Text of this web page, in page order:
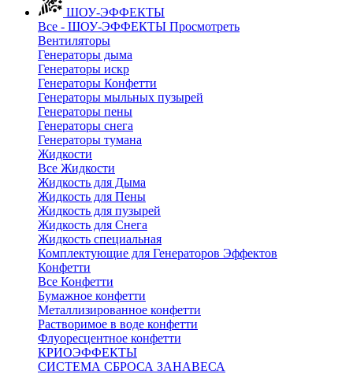
ШОУ-ЭФФЕКТЫ
Все - ШОУ-ЭФФЕКТЫ Просмотреть
Вентиляторы
Генераторы дыма
Генераторы искр
Генераторы Конфетти
Генераторы мыльных пузырей
Генераторы пены
Генераторы снега
Генераторы тумана
Жидкости
Все Жидкости
Жидкость для Дыма
Жидкость для Пены
Жидкость для пузырей
Жидкость для Снега
Жидкость специальная
Комплектующие для Генераторов Эффектов
Конфетти
Все Конфетти
Бумажное конфетти
Металлизированное конфетти
Растворимое в воде конфетти
Флуоресцентное конфетти
КРИОЭФФЕКТЫ
СИСТЕМА СБРОСА ЗАНАВЕСА